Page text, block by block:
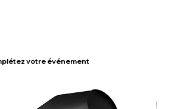
votre événement